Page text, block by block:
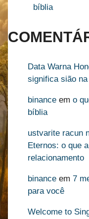
bíblia
Data Warna
significa sião
binance em o
bíblia
ustvarite racun
Eternos: o que
relacionamento
binance em 7
para você
Welcome to